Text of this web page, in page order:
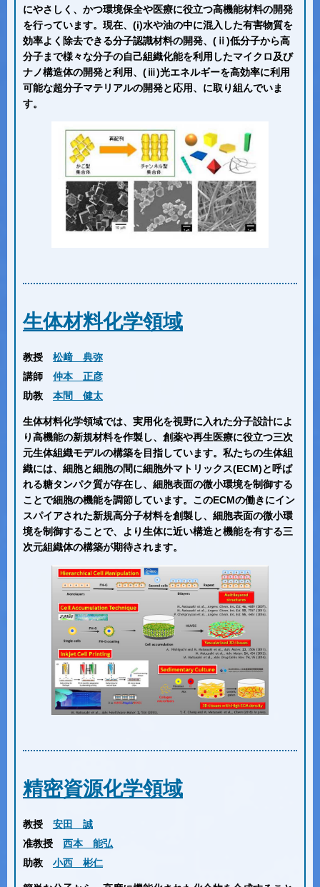
にやさしく、かつ環境保全や医療に役立つ高機能材料の開発
を行っています。現在、(i)水や油の中に混入した有害物質を
効率よく除去できる分子認識材料の開発、(ⅱ)低分子から高
分子まで様々な分子の自己組織化能を利用したマイクロ及び
ナノ構造体の開発と利用、(ⅲ)光エネルギーを高効率に利用
可能な超分子マテリアルの開発と応用、に取り組んでいま
す。
生体材料化学領域
教授
松﨑 典弥
講師
仲本 正彦
助教
本間 健太
生体材料化学領域では、実用化を視野に入れた分子設計によ
り高機能の新規材料を作製し、創薬や再生医療に役立つ三次
元生体組織モデルの構築を目指しています。私たちの生体組
織には、細胞と細胞の間に細胞外マトリックス(ECM)と呼ば
れる糖タンパク質が存在し、細胞表面の微小環境を制御する
ことで細胞の機能を調節しています。このECMの働きにイン
スパイアされた新規高分子材料を創製し、細胞表面の微小環
境を制御することで、より生体に近い構造と機能を有する三
次元組織体の構築が期待されます。
精密資源化学領域
教授
安田 誠
准教授
西本 能弘
助教
小西 彬仁